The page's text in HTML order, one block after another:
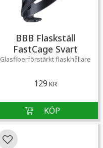
BBB Flaskställ
FastCage Svart
​Glasfiberförstärkt flaskhållare
129 KR
Lägg till i favoriter